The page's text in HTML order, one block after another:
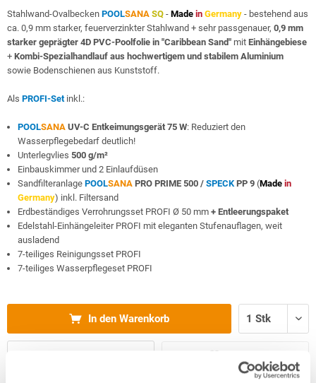
Stahlwand-Ovalbecken POOLSANA SQ - Made in Germany - bestehend aus
ca. 0,9 mm starker, feuerverzinkter Stahlwand + sehr passgenauer, 0,9 mm
starker geprägter 4D PVC-Poolfolie in "Caribbean Sand" mit Einhängebiese
+ Kombi-Spezialhandlauf aus hochwertigem und stabilem Aluminium
sowie Bodenschienen aus Kunststoff.
Als PROFI-Setinkl.:
POOLSANA UV-C Entkeimungsgerät 75 W: Reduziert den
Wasserpflegebedarf deutlich!
Unterlegvlies 500 g/m²
Einbauskimmer und 2 Einlaufdüsen
Sandfilteranlage POOLSANA PRO PRIME 500 / SPECKPP 9 (Made in
Germany) inkl. Filtersand
Erdbeständiges Verrohrungsset PROFI Ø 50 mm + Entleerungspaket
Edelstahl-Einhängeleiter PROFI mit eleganten Stufenauflagen, weit
ausladend
7-teiliges Reinigungsset PROFI
7-teiliges Wasserpflegeset PROFI
In den Warenkorb